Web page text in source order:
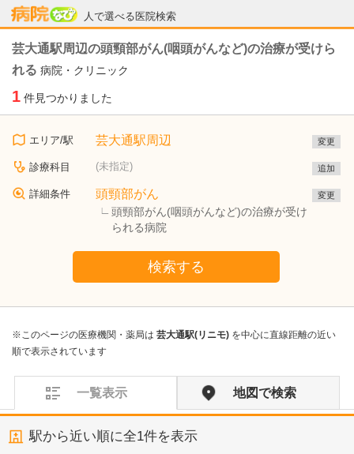
人で選べる医院検索
病院なび
芸大通駅周辺の頭頸部がん(咽頭がんなど)の治療が受けら
れる 病院・クリニック
1 件見つかりました
エリア/駅 芸大通駅周辺 変更
診療科目 (未指定) 追加
詳細条件 頭頸部がん
頭頸部がん(咽頭がんなど)の治療が受け
られる病院
変更
検索する
※このページの医療機関・薬局は 芸大通駅(リニモ) を中心に直線距離の近い
順で表示されています
一覧表示 地図で検索
駅から近い順に全1件を表示